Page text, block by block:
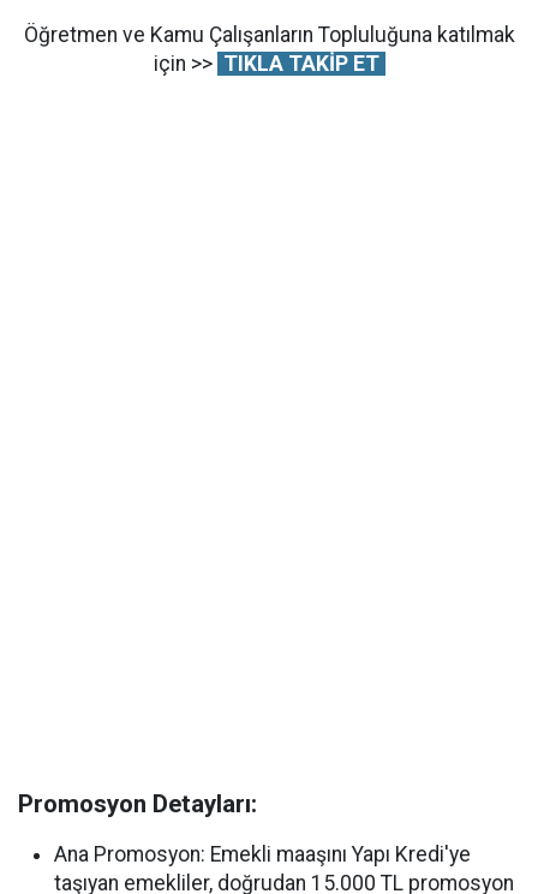
Öğretmen ve Kamu Çalışanların Topluluğuna katılmak
için >> TIKLA TAKİP ET
Promosyon Detayları:
Ana Promosyon: Emekli maaşını Yapı Kredi'ye
taşıyan emekliler, doğrudan 15.000 TL promosyon